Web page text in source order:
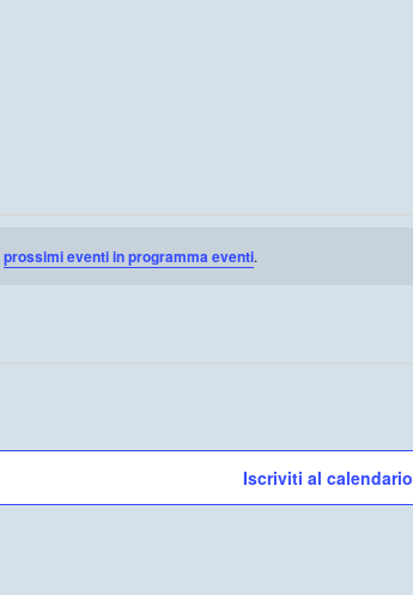
prossimi eventi in programma eventi.
Iscriviti al calendario